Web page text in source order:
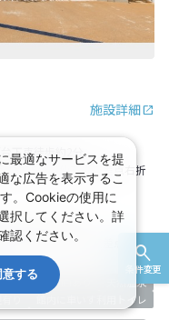
条件変更
施設詳細
下車徒歩約2分
約25分、仙石原交差点右折
下車徒歩約2分
約25分、仙石原交差点右折
ス 無料WiFiあり
天然温泉
館内に車いす利用トイレ
最適なサービスを提
な広告を表示するこ
。Cookieの使用に
択してください。詳
認ください。
意する